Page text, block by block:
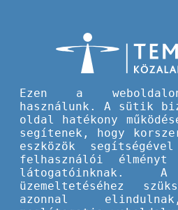
Nyári
Az országos
Ezen a
használunk. A sütik
oldal hatékony
segítenek, hogy
eszközök
felhasználói élményt
látogatóinknak.
üzemeltetéséhez
azonnal